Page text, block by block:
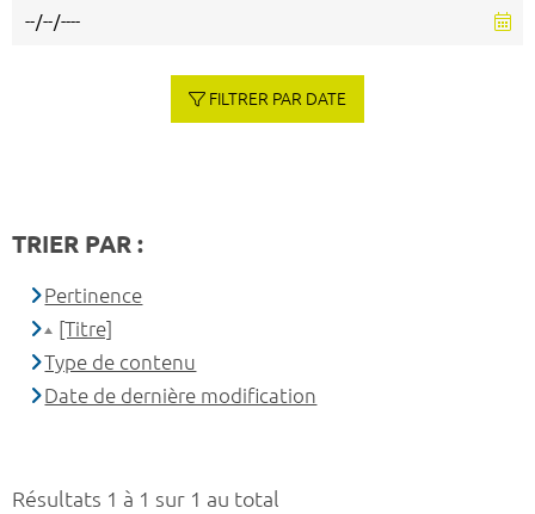
Résultats 1 à 1 sur 1 au total
FILTRER PAR DATE
TRIER PAR :
Pertinence
[Titre]
Type de contenu
Date de dernière modification